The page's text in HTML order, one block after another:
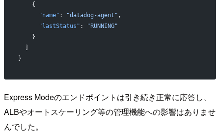
    {
      "name"
: "datadog-agent" ,
      "lastStatus"
:
"RUNNING"
    }
  ]
}
Express Modeのエンドポイントは引き続き正常に応答し、
ALBやオートスケーリング等の管理機能への影響はありませ
んでした。